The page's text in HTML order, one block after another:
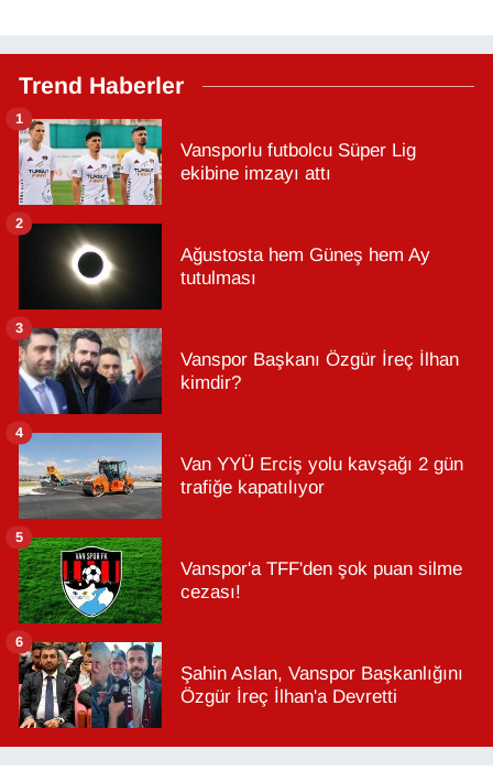
Trend Haberler
Vansporlu futbolcu Süper Lig
ekibine imzayı attı
1
Ağustosta hem Güneş hem Ay
tutulması
2
Vanspor Başkanı Özgür İreç İlhan
kimdir?
3
Van YYÜ Erciş yolu kavşağı 2 gün
trafiğe kapatılıyor
4
Vanspor'a TFF'den şok puan silme
cezası!
5
Şahin Aslan, Vanspor Başkanlığını
Özgür İreç İlhan'a Devretti
6